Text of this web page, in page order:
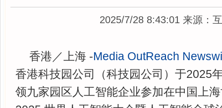
2025/7/28 8:43:01 来源：
香港／上海 -Media OutReach
香港科技园公司（科技园公司）于2025
领九家园区人工智能企业参加在中国上